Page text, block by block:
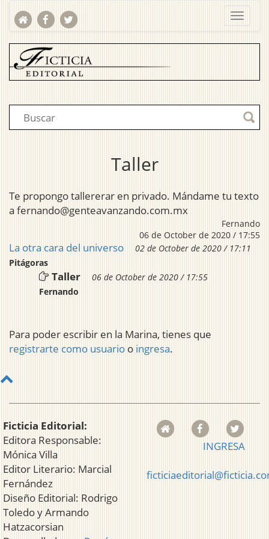
Taller
Te propongo tallererar en privado. Mándame tu texto
a fernando@genteavanzando.com.mx
Fernando
06 de October de 2020 / 17:55
La otra cara del universo
02 de October de 2020 / 17:11
Pitágoras
Taller
06 de October de 2020 / 17:55
Fernando
Para poder escribir en la Marina, tienes que
registrarte como usuario o ingresa.
Ficticia Editorial:
Editora Responsable:
Mónica Villa
Editor Literario: Marcial
Fernández
Diseño Editorial: Rodrigo
Toledo y Armando
Hatzacorsian
INGRESA